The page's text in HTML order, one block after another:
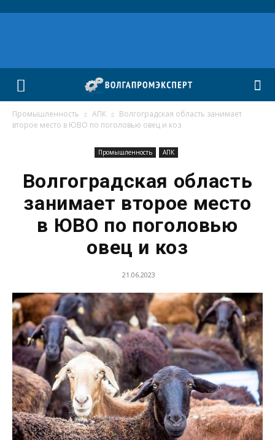
Промышленность АПК
Волгоградская область занимает
второе место в ЮВО по поголовью овец и коз
Промышленность АПК
Волгоградская область
занимает второе место
в ЮВО по поголовью
овец и коз
21.06.2023